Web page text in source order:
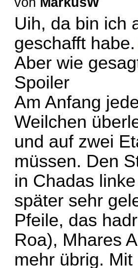
Uih, da bin ich
geschafft
Aber wie
Spoiler
Am Anfang
Weilchen
und auf zwei
müssen. Den
in Chadas
später sehr
Pfeile, das
Roa), Mhares
mehr übrig.